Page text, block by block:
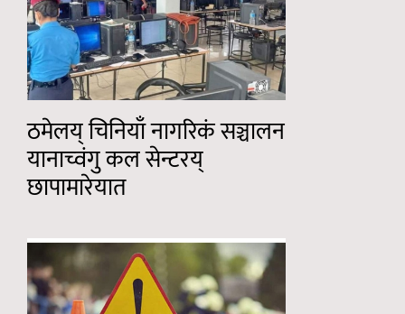
ठमेलय् चिनियाँ नागरिकं सञ्चालन
यानाच्वंगु कल सेन्टरय्
छापामारेयात